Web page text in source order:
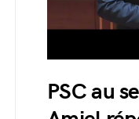
PSC au